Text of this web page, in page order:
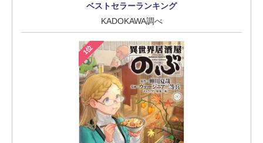
ベストセラーランキング
KADOKAWA調べ
1位